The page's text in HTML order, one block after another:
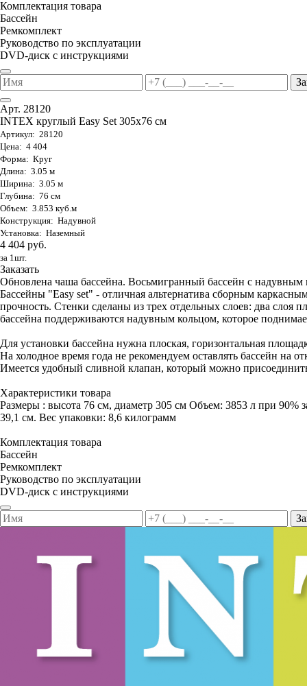
Комплектация товара
Бассейн
Ремкомплект
Руководство по эксплуатации
DVD-диск с инструкциями
Арт. 28120
INTEX круглый Easy Set 305х76 см
Артикул: 28120
Цена: 4 404
Форма: Круг
Длина: 3.05 м
Ширина: 3.05 м
Глубина: 76 см
Объем: 3.853 куб.м
Конструкция: Надувной
Установка: Наземный
4 404 руб.
за 1шт.
Заказать
Обновлена чаша бассейна. Восьмигранный бассейн с надувным
Бассейны "Easy set" - отличная альтернатива сборным
прочность. Стенки сделаны из трех отдельных слоев: два
бассейна поддерживаются надувным кольцом, которое
Для установки бассейна нужна плоская, горизонтальная
На холодное время года не рекомендуем оставлять бассейн на
Имеется удобный сливной клапан, который можно
Характеристики товара
Размеры : высота 76 см, диаметр 305 см Объем: 3853 л при 90%
39,1 см. Вес упаковки: 8,6 килограмм
Комплектация товара
Бассейн
Ремкомплект
Руководство по эксплуатации
DVD-диск с инструкциями